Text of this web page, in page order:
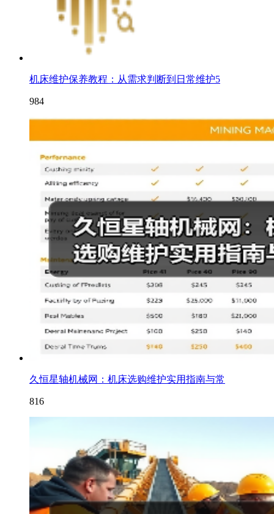
机床维护保养教程：从需求判断到日常维护5
984
久恒星轴机械网：机床选购维护实用指南与常
816